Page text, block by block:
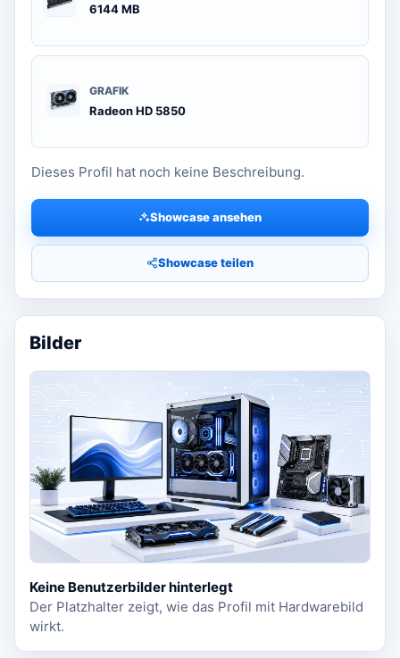
6144 MB
GRAFIK
Radeon HD 5850
Dieses Profil hat noch keine Beschreibung.
Showcase ansehen
Showcase teilen
Bilder
Keine Benutzerbilder hinterlegt
Der Platzhalter zeigt, wie das Profil mit Hardwarebild
wirkt.